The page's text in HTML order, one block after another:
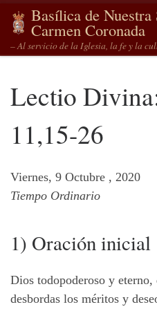
Saltar al contenido
Basílica de Nuestra
Carmen Coronada
– Al servicio de la Iglesia, la fe y la
Lectio
11,15-26
Viernes, 9 Octubre , 2020
Tiempo Ordinario
1) Oración inicial
Dios todopoderoso y eterno,
desbordas los méritos y